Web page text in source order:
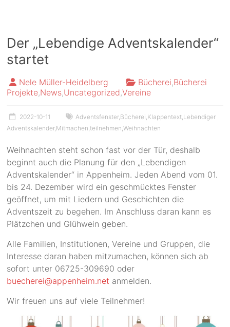
Der „Lebendige Adventskalender“
startet
Nele Müller-Heidelberg Bücherei,Bücherei
Projekte,News,Uncategorized,Vereine
2022-10-11 Adventsfenster, Bücherei Klappentext Lebendiger
Adventskalender, Mitmachen ,teilnehmen ,Weihnachten
Weihnachten steht schon fast vor der Tür, deshalb
beginnt auch die Planung für den „Lebendigen
Adventskalender“ in Appenheim. Jeden Abend vom 01.
bis 24. Dezember wird ein geschmücktes Fenster
geöffnet, um mit Liedern und Geschichten die
Adventszeit zu begehen. Im Anschluss daran kann es
Plätzchen und Glühwein geben.
Alle Familien, Institutionen, Vereine und Gruppen, die
Interesse daran haben mitzumachen, können sich ab
sofort unter 06725-309690 oder
buecherei@appenheim.net anmelden.
Wir freuen uns auf viele Teilnehmer!